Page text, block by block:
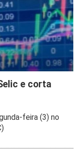
e corta
feira (3) no